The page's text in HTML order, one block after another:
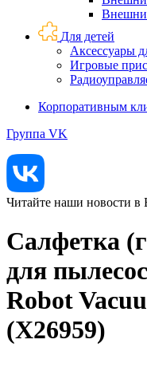
Для детей
Аксессуары
Игровые
Корпоративным
Группа VK
Читайте наши новости в
Салфетка
для
Robot
(X26959)